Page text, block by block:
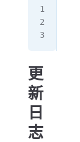
更
新
日
志